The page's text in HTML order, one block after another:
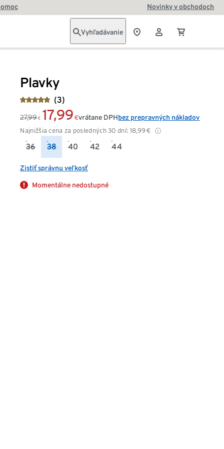
Novinky v obchodoch
Vyhľadávanie
Plavky
(3)
27,99 € 17,99 €
Najnižšia cena za posledných 30 dní: 18,99€
vrátane DPHbez prepravných nákladov
36 38 40 42 44
Zistiť správnu veľkosť
Momentálne nedostupné